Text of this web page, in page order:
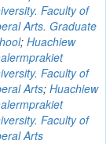
Faculty of
Arts. Graduate
; Huachiew
Faculty of
Arts; Huachiew
Faculty of
Arts